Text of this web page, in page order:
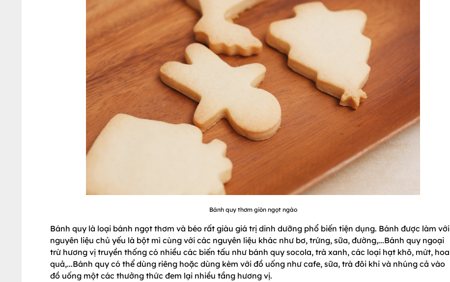
Bánh quy thơm giòn ngọt ngào
Bánh quy là loại bánh ngọt thơm và béo rất giàu giá trị dinh dưỡng phổ biến tiện dụng. Bánh được làm với
nguyên liệu chủ yếu là bột mì cùng với các nguyên liệu khác như bơ, trứng, sữa, đường,...Bánh quy ngoại
trừ hương vị truyền thống có nhiều các biến tấu như bánh quy socola, trà xanh, các loại hạt khô, mứt, hoa
quả,...Bánh quy có thể dùng riêng hoặc dùng kèm với đồ uống như cafe, sữa, trà đôi khi và nhúng cả vào
đồ uống một các thưởng thức đem lại nhiều tầng hương vị.